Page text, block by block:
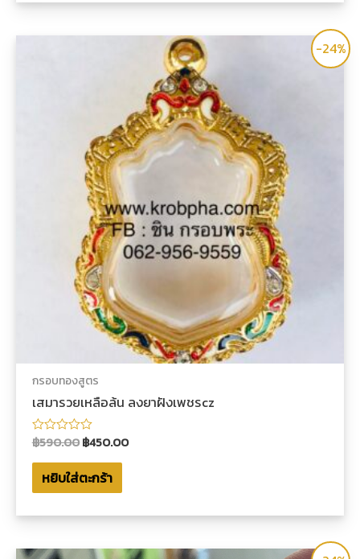
-24%
กรอบทองสูตร
เสมารวยเหลือล้น ลงยาฝังเพชรcz
ให้
0
ตั้งแต่
5
฿590.00฿450.00
หยิบใส่ตะกร้า